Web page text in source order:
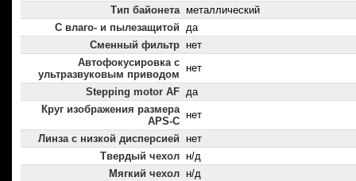
Тип байонета металлический
С влаго- и пылезащитой да
Сменный фильтр нет
Автофокусировка с
ультразвуковым приводом
нет
Stepping motor AF да
Круг изображения размера
APS-C
нет
Линза с низкой дисперсией
нет
Твердый чехол н/д
Мягкий чехол н/д